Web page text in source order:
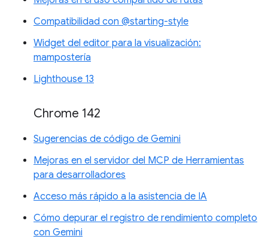
Compatibilidad con @starting-style
Widget del editor para la visualización:
mampostería
Lighthouse 13
Chrome 142
Sugerencias de código de Gemini
Mejoras en el servidor del MCP de Herramientas
para desarrolladores
Acceso más rápido a la asistencia de IA
Cómo depurar el registro de rendimiento completo
con Gemini